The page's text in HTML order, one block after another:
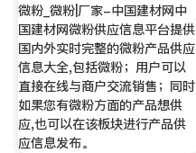
微粉_微粉|厂家-中国建材网中
国建材网微粉供应信息平台提供
国内外实时完整的微粉产品供应
信息大全,包括微粉；用户可以
直接在线与商户交流销售；同时
如果您有微粉方面的产品想供
应,也可以在该板块进行产品供
应信息发布。